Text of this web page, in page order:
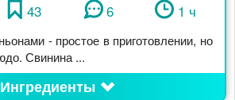
43 6 1 ч
- простое в приготовлении, но
Свинина ...
Ингредиенты